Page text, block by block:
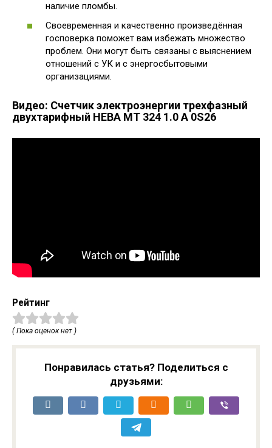
наличие пломбы.
Своевременная и качественно произведённая
госповерка поможет вам избежать множество
проблем. Они могут быть связаны с выяснением
отношений с УК и с энергосбытовыми
организациями.
Видео: Счетчик электроэнергии трехфазный
двухтарифный НЕВА МТ 324 1.0 A 0S26
Рейтинг
( Пока оценок нет )
Понравилась статья? Поделиться с
друзьями: